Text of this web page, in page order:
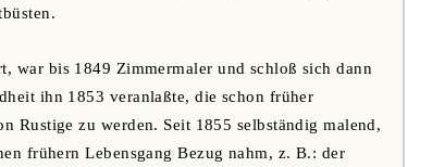
war bis 1849 Zimmermaler und schloß sich dann
ihn 1853 veranlaßte, die schon früher
Rustige zu werden. Seit 1855 selbständig malend,
frühern Lebensgang Bezug nahm, z. B.: der